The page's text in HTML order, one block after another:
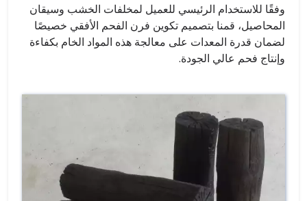
وفقًا للاستخدام الرئيسي للعميل لمخلفات الخشب وسيقان
المحاصيل، قمنا بتصميم تكوين فرن الفحم الأفقي خصيصًا
لضمان قدرة المعدات على معالجة هذه المواد الخام بكفاءة
وإنتاج فحم عالي الجودة.